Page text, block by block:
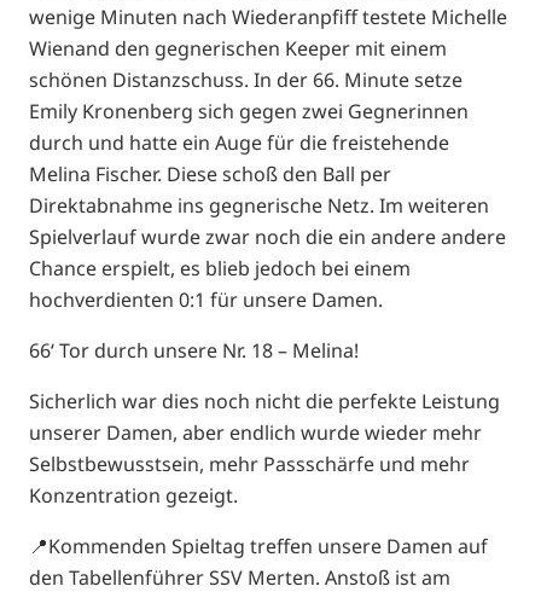
wenige Minuten nach Wiederanpfiff testete Michelle
Wienand den gegnerischen Keeper mit einem
schönen Distanzschuss. In der 66. Minute setze
Emily Kronenberg sich gegen zwei Gegnerinnen
durch und hatte ein Auge für die freistehende
Melina Fischer. Diese schoß den Ball per
Direktabnahme ins gegnerische Netz. Im weiteren
Spielverlauf wurde zwar noch die ein andere andere
Chance erspielt, es blieb jedoch bei einem
hochverdienten 0:1 für unsere Damen.
66‘ Tor durch unsere Nr. 18 – Melina!
Sicherlich war dies noch nicht die perfekte Leistung
unserer Damen, aber endlich wurde wieder mehr
Selbstbewusstsein, mehr Passschärfe und mehr
Konzentration gezeigt.
📍Kommenden Spieltag treffen unsere Damen auf
den Tabellenführer SSV Merten. Anstoß ist am